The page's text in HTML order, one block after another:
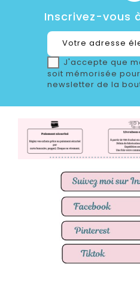
Inscrivez-vous
J'accepte que
soit mémorisée
newsletter de la